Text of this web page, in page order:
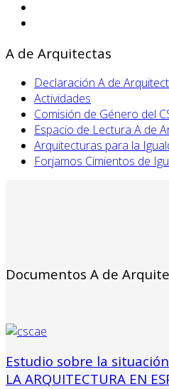
A de Arquitectas
Declaración A de
Actividades
Comisión de Género del
Espacio de Lectura A de
Arquitecturas para la
Forjamos Cimientos de
Documentos A de
Estudio sobre la situación
LA ARQUITECTURA EN